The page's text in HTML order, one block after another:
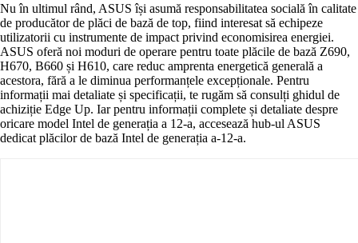
Nu în ultimul rând, ASUS își asumă responsabilitatea socială în calitate
de producător de plăci de bază de top, fiind interesat să echipeze
utilizatorii cu instrumente de impact privind economisirea energiei.
ASUS oferă noi moduri de operare pentru toate plăcile de bază Z690,
H670, B660 și H610, care reduc amprenta energetică generală a
acestora, fără a le diminua performanțele excepționale. Pentru
informații mai detaliate și specificații, te rugăm să consulți ghidul de
achiziție Edge Up. Iar pentru informații complete și detaliate despre
oricare model Intel de generația a 12-a, accesează hub-ul ASUS
dedicat plăcilor de bază Intel de generația a-12-a.